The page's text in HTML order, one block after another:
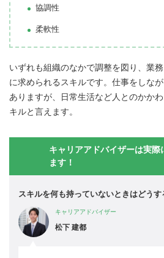
協調性
柔軟性
いずれも組織のなかで調整を図り、業
に求められるスキルです。仕事をしな
ありますが、日常生活など人とのかか
キルと言えます。
キャリアアドバイザーは実
ます！
スキルを何も持っていないときはどうす
キャリアアドバイザー
松下 建都